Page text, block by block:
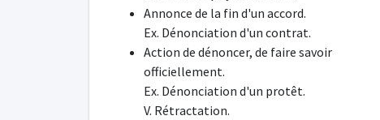
Annonce de la fin d'un accord.
Ex. Dénonciation d'un contrat.
Action de dénoncer, de faire savoir
officiellement.
Ex. Dénonciation d'un protêt.
V. Rétractation.